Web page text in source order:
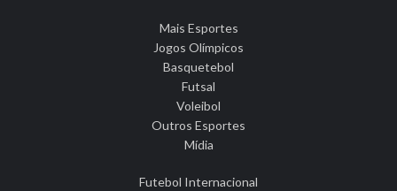
Mais Esportes
Jogos Olímpicos
Basquetebol
Futsal
Voleibol
Outros Esportes
Mídia
Futebol Internacional